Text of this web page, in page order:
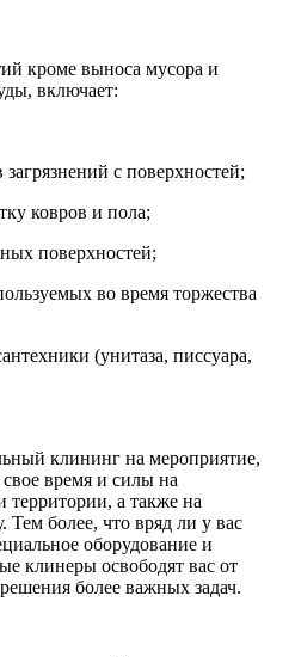
кроме выноса мусора и
включает:
с поверхностей;
ковров и пола;
поверхностей;
во время торжества
(унитаза, писсуара,
клининг на мероприятие,
время и силы на
а также на
более, что вряд ли у вас
оборудование и
клинеры освободят вас от
более важных задач.